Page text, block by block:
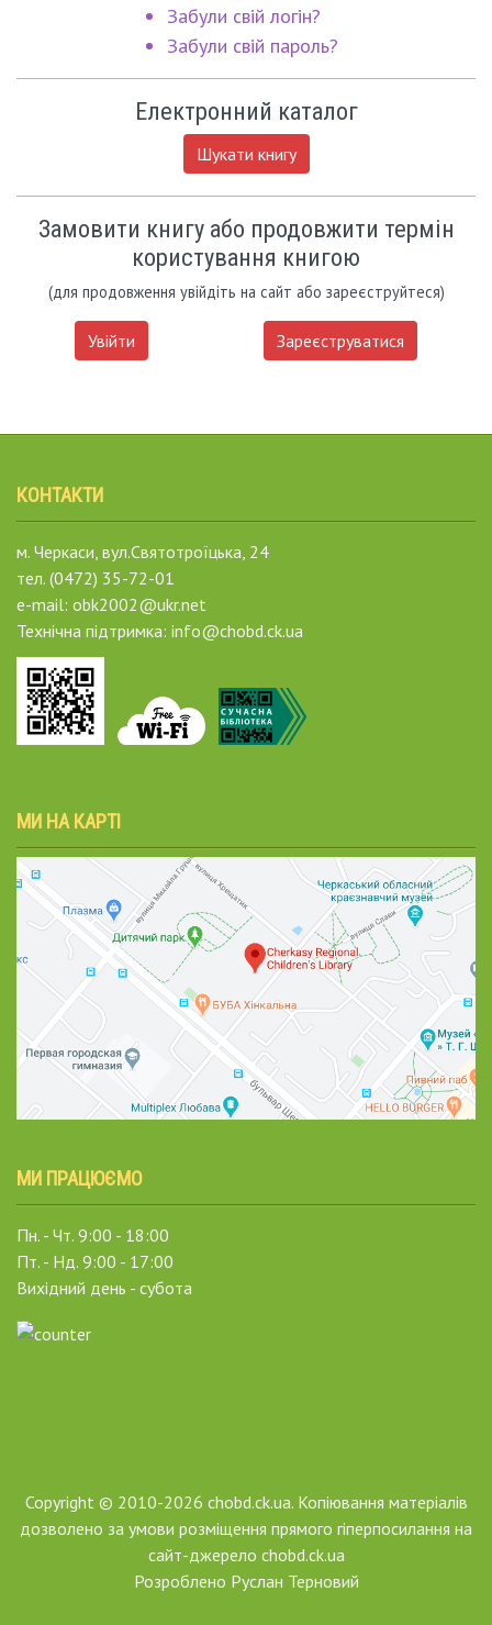
Забули свій логін?
Забули свій пароль?
Електронний каталог
Шукати книгу
Замовити книгу або продовжити термін
користування книгою
(для продовження увійдіть на сайт або зареєструйтеся)
Увійти Зареєструватися
КОНТАКТИ
м. Черкаси, вул.Святотроїцька, 24
тел. (0472) 35-72-01
e-mail: obk2002@ukr.net
Технічна підтримка: info@chobd.ck.ua
МИ НА КАРТІ
МИ ПРАЦЮЄМО
Пн. - Чт. 9:00 - 18:00
Пт. - Нд. 9:00 - 17:00
Вихідний день - субота
Copyright © 2010-2026 chobd.ck.ua. Копіювання матеріалів
дозволено за умови розміщення прямого гіперпосилання на
сайт-джерело chobd.ck.ua
Розроблено Руслан Терновий